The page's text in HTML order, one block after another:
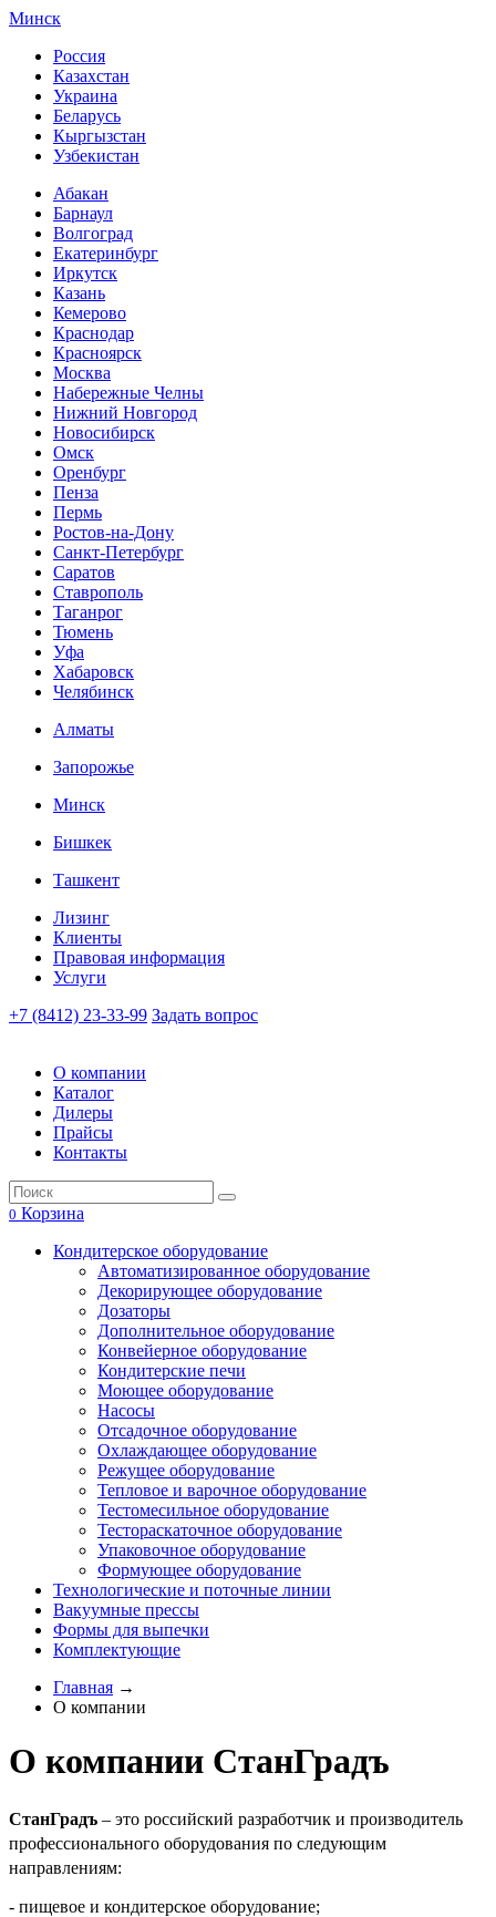
Минск
Россия
Казахстан
Украина
Беларусь
Кыргызстан
Узбекистан
Абакан
Барнаул
Волгоград
Екатеринбург
Иркутск
Казань
Кемерово
Краснодар
Красноярск
Москва
Набережные Челны
Нижний Новгород
Новосибирск
Омск
Оренбург
Пенза
Пермь
Ростов-на-Дону
Санкт-Петербург
Саратов
Ставрополь
Таганрог
Тюмень
Уфа
Хабаровск
Челябинск
Алматы
Запорожье
Минск
Бишкек
Ташкент
Лизинг
Клиенты
Правовая информация
Услуги
+7 (8412) 23-33-99 Задать вопрос
О компании
Каталог
Дилеры
Прайсы
Контакты
0 Корзина
Кондитерское оборудование
Автоматизированное оборудование
Декорирующее оборудование
Дозаторы
Дополнительное оборудование
Конвейерное оборудование
Кондитерские печи
Моющее оборудование
Насосы
Отсадочное оборудование
Охлаждающее оборудование
Режущее оборудование
Тепловое и варочное оборудование
Тестомесильное оборудование
Тестораскаточное оборудование
Упаковочное оборудование
Формующее оборудование
Технологические и поточные линии
Вакуумные прессы
Формы для выпечки
Комплектующие
Главная →
О компании
О компании СтанГрадъ
СтанГрадъ – это российский разработчик и производитель
профессионального оборудования по следующим
направлениям:
- пищевое и кондитерское оборудование;